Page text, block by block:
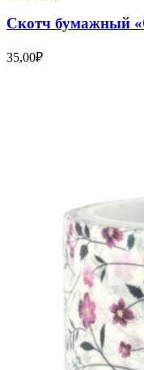
Скотч бумажный
35,00₽